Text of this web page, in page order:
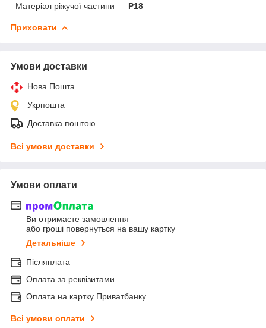
Матеріал ріжучої частини
Р18
Приховати
Умови доставки
Нова Пошта
Укрпошта
Доставка поштою
Всі умови доставки
Умови оплати
Ви отримаєте замовлення
або гроші повернуться на вашу картку
Детальніше
Післяплата
Оплата за реквізитами
Оплата на картку Приватбанку
Всі умови оплати